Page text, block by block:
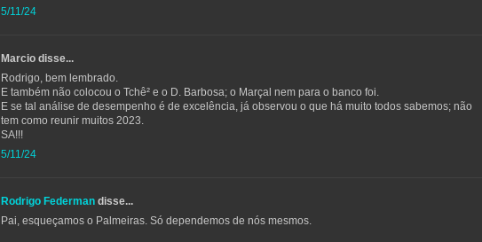
5/11/24
Marcio disse...
Rodrigo, bem lembrado.
E também não colocou o Tchê² e o D. Barbosa; o Marçal nem para o banco foi.
E se tal análise de desempenho é de excelência, já observou o que há muito todos sabemos; não
tem como reunir muitos 2023.
SA!!!
5/11/24
Rodrigo Federman disse...
Pai, esqueçamos o Palmeiras. Só dependemos de nós mesmos.